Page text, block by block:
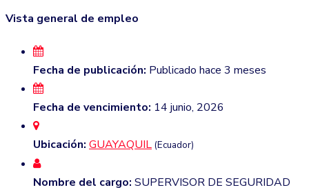
Vista general de empleo
Fecha de publicación: Publicado hace 3 meses
Fecha de vencimiento: 14 junio, 2026
Ubicación: GUAYAQUIL (Ecuador)
Nombre del cargo: SUPERVISOR DE SEGURIDAD